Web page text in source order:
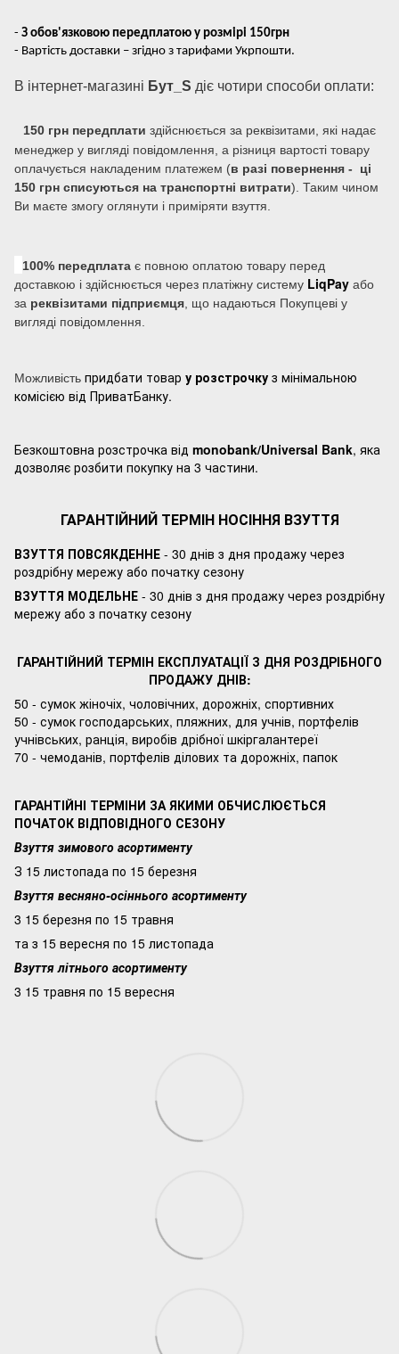
- З обов'язковою передплатою у розмірі 150грн
- Вартість доставки – згідно з тарифами Укрпошти.
В інтернет-магазині Бут_S діє чотири способи оплати:
150 грн передплати здійснюється за реквізитами, які надає
менеджер у вигляді повідомлення, а різниця вартості товару
оплачується накладеним платежем (в разі повернення - ці
150 грн списуються на транспортні витрати). Таким чином
Ви маєте змогу оглянути і приміряти взуття.
100% передплата є повною оплатою товару перед
доставкою і здійснюється через платіжну систему LiqPay або
за реквізитами підприємця , що надаються Покупцеві у
вигляді повідомлення.
Можливість придбати товар у розстрочку з мінімальною
комісією від ПриватБанку.
Безкоштовна розстрочка від monobank/Universal Bank, яка
дозволяє розбити покупку на 3 частини.
ГАРАНТІЙНИЙ ТЕРМІН НОСІННЯ ВЗУТТЯ
ВЗУТТЯ ПОВСЯКДЕННЕ - 30 днів з дня продажу через
роздрібну мережу або початку сезону
ВЗУТТЯ МОДЕЛЬНЕ - 30 днів з дня продажу через роздрібну
мережу або з початку сезону
ГАРАНТІЙНИЙ ТЕРМІН ЕКСПЛУАТАЦІЇ З ДНЯ РОЗДРІБНОГО
ПРОДАЖУ ДНІВ:
50 - сумок жіночіх, чоловічних, дорожніх, спортивних
50 - сумок господарських, пляжних, для учнів, портфелів
учнівських, ранція, виробів дрібної шкіргалантереї
70 - чемоданів, портфелів ділових та дорожніх, папок
ГАРАНТІЙНІ ТЕРМІНИ ЗА ЯКИМИ ОБЧИСЛЮЄТЬСЯ
ПОЧАТОК ВІДПОВІДНОГО СЕЗОНУ
Взуття зимового асортименту
З 15 листопада по 15 березня
Взуття весняно-осіннього асортименту
3 15 березня по 15 травня
та з 15 вересня по 15 листопада
Взуття літнього асортименту
3 15 травня по 15 вересня